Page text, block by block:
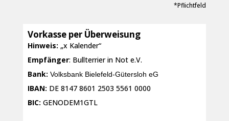
*Pflichtfeld
Vorkasse per Überweisung
Hinweis: „x Kalender“
Empfänger: Bullterrier in Not e.V.
Bank: Volksbank Bielefeld-Gütersloh eG
IBAN: DE 8147 8601 2503 5561 0000
BIC: GENODEM1GTL